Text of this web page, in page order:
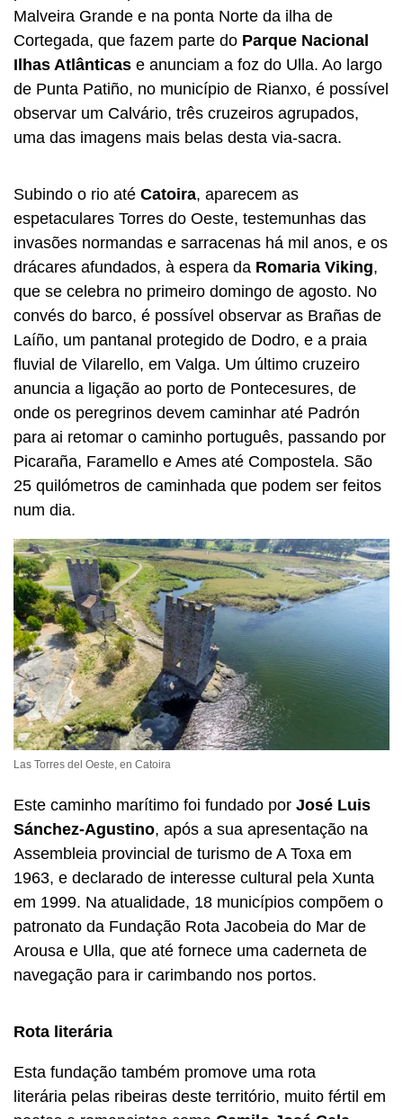
Malveira Grande e na ponta Norte da ilha de
Cortegada, que fazem parte do Parque Nacional
Ilhas Atlânticas e anunciam a foz do Ulla. Ao largo
de Punta Patiño, no município de Rianxo, é possível
observar um Calvário, três cruzeiros agrupados,
uma das imagens mais belas desta via-sacra.
Subindo o rio até Catoira, aparecem as
espetaculares Torres do Oeste, testemunhas das
invasões normandas e sarracenas há mil anos, e os
drácares afundados, à espera da Romaria Viking,
que se celebra no primeiro domingo de agosto. No
convés do barco, é possível observar as Brañas de
Laíño, um pantanal protegido de Dodro, e a praia
fluvial de Vilarello, em Valga. Um último cruzeiro
anuncia a ligação ao porto de Pontecesures, de
onde os peregrinos devem caminhar até Padrón
para ai retomar o caminho português, passando por
Picaraña, Faramello e Ames até Compostela. São
25 quilómetros de caminhada que podem ser feitos
num dia.
Las Torres del Oeste, en Catoira
Este caminho marítimo foi fundado por José Luis
Sánchez-Agustino, após a sua apresentação na
Assembleia provincial de turismo de A Toxa em
1963, e declarado de interesse cultural pela Xunta
em 1999. Na atualidade, 18 municípios compõem o
patronato da Fundação Rota Jacobeia do Mar de
Arousa e Ulla, que até fornece uma caderneta de
navegação para ir carimbando nos portos.
Rota literária
Esta fundação também promove uma rota
literária pelas ribeiras deste território, muito fértil em